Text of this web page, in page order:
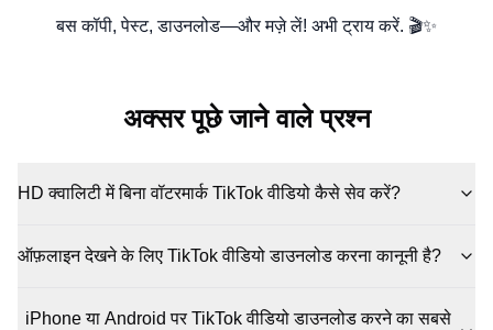
बस कॉपी, पेस्ट, डाउनलोड—और मज़े लें! अभी ट्राय करें. 🎬✨
अक्सर पूछे जाने वाले प्रश्न
HD क्वालिटी में बिना वॉटरमार्क TikTok वीडियो कैसे सेव करें?
ऑफ़लाइन देखने के लिए TikTok वीडियो डाउनलोड करना कानूनी है?
iPhone या Android पर TikTok वीडियो डाउनलोड करने का सबसे